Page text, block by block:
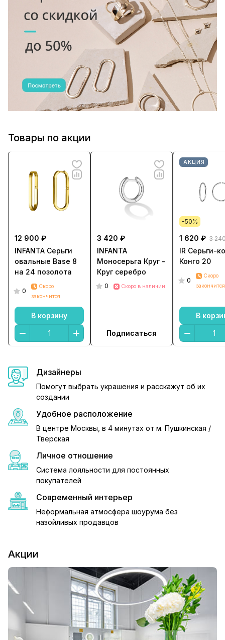
Товары по акции
12 900 ₽
INFANTA Серьги
овальные Base 8
на 24 позолота
0
Скоро
закончится
В корзину
3 420 ₽
INFANTA
Моносерьга Круг -
Круг серебро
0 Скоро в наличии
Подписаться
АКЦИЯ
-50%
1 620 ₽ 3
IR Серьги-
Конго 20
0
Скоро
закончится
В
Дизайнеры
Помогут выбрать украшения и расскажут об их
создании
Удобное расположение
В центре Москвы, в 4 минутах от м. Пушкинская /
Тверская
Личное отношение
Система лояльности для постоянных
покупателей
Современный интерьер
Неформальная атмосфера шоурума без
назойливых продавцов
Акции